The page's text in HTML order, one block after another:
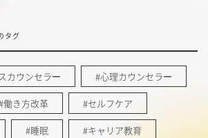
タグ
カウンセラー #心理カウンセラー
働き方改革 #セルフケア
#睡眠 #キャリア教育